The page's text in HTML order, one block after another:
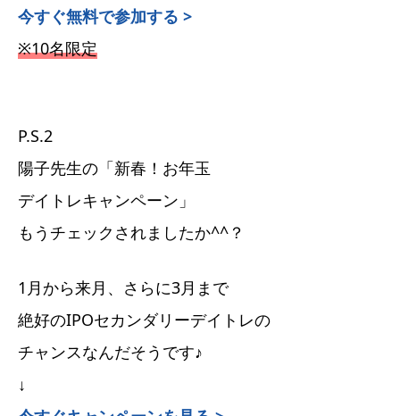
今すぐ無料で参加する >
※10名限定
P.S.2
陽子先生の「新春！お年玉
デイトレキャンペーン」
もうチェックされましたか^^？
1月から来月、さらに3月まで
絶好のIPOセカンダリーデイトレの
チャンスなんだそうです♪
↓